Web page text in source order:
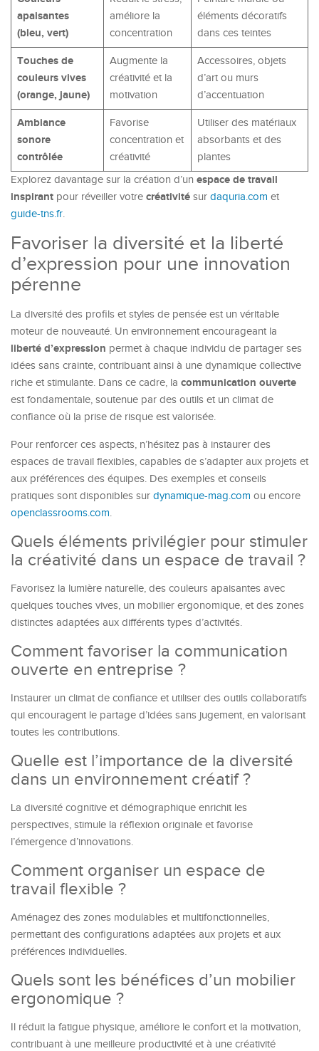
apaisantes
(bleu, vert)
améliore la
concentration
éléments décoratifs
dans ces teintes
Touches de
couleurs vives
(orange, jaune)
Augmente la
créativité et la
motivation
Accessoires, objets
d’art ou murs
d’accentuation
Ambiance
sonore
contrôlée
Favorise
concentration et
créativité
Utiliser des matériaux
absorbants et des
plantes
Explorez davantage sur la création d’un espace de travail
inspirant pour réveiller votre créativité sur daquria.com et
guide-tns.fr.
Favoriser la diversité et la liberté
d’expression pour une innovation
pérenne
La diversité des profils et styles de pensée est un véritable
moteur de nouveauté. Un environnement encourageant la
liberté d’expression permet à chaque individu de partager ses
idées sans crainte, contribuant ainsi à une dynamique collective
riche et stimulante. Dans ce cadre, la communication ouverte
est fondamentale, soutenue par des outils et un climat de
confiance où la prise de risque est valorisée.
Pour renforcer ces aspects, n’hésitez pas à instaurer des
espaces de travail flexibles, capables de s’adapter aux projets et
aux préférences des équipes. Des exemples et conseils
pratiques sont disponibles sur dynamique-mag.com ou encore
openclassrooms.com.
Quels éléments privilégier pour stimuler
la créativité dans un espace de travail ?
Favorisez la lumière naturelle, des couleurs apaisantes avec
quelques touches vives, un mobilier ergonomique, et des zones
distinctes adaptées aux différents types d’activités.
Comment favoriser la communication
ouverte en entreprise ?
Instaurer un climat de confiance et utiliser des outils collaboratifs
qui encouragent le partage d’idées sans jugement, en valorisant
toutes les contributions.
Quelle est l’importance de la diversité
dans un environnement créatif ?
La diversité cognitive et démographique enrichit les
perspectives, stimule la réflexion originale et favorise
l’émergence d’innovations.
Comment organiser un espace de
travail flexible ?
Aménagez des zones modulables et multifonctionnelles,
permettant des configurations adaptées aux projets et aux
préférences individuelles.
Quels sont les bénéfices d’un mobilier
ergonomique ?
Il réduit la fatigue physique, améliore le confort et la motivation,
contribuant à une meilleure productivité et à une créativité